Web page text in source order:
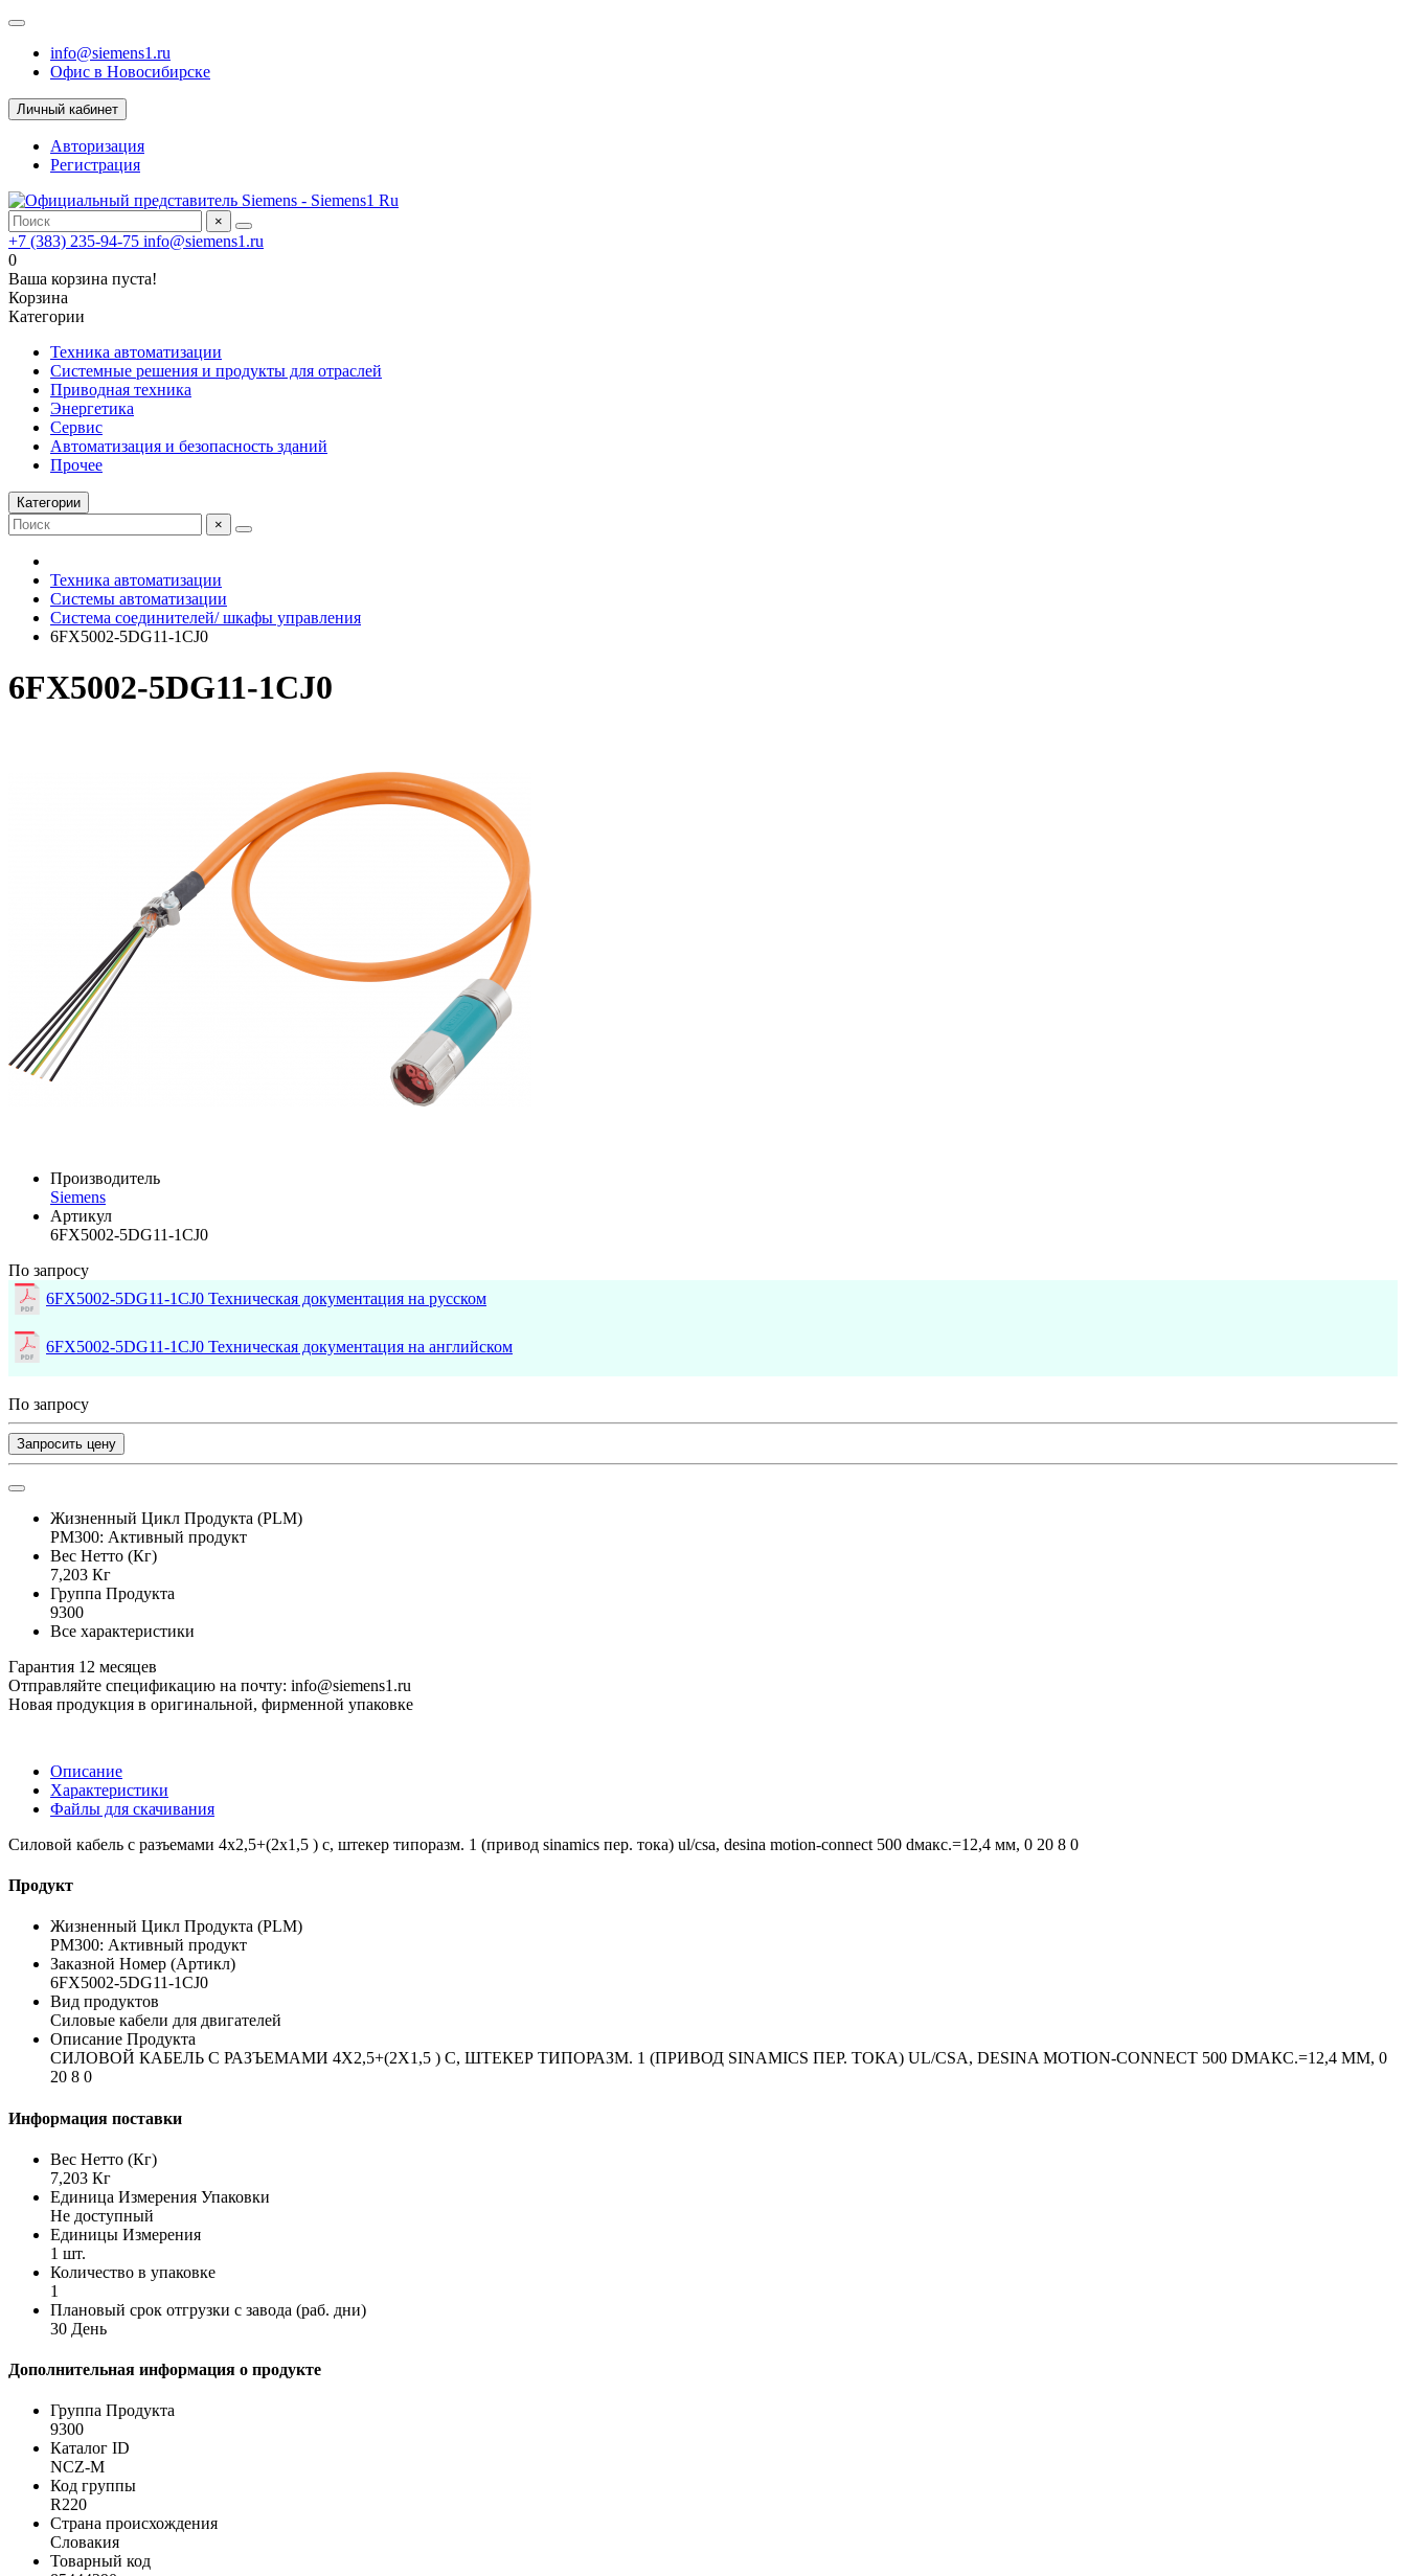
info@siemens1.ru
Офис в Новосибирске
Личный кабинет
Авторизация
Регистрация
×
+7 (383) 235-94-75 info@siemens1.ru
0
Ваша корзина пуста!
Корзина
Категории
Техника автоматизации
Системные решения и продукты для отраслей
Приводная техника
Энергетика
Сервис
Автоматизация и безопасность зданий
Прочее
Категории
×
Техника автоматизации
Системы автоматизации
Система соединителей/ шкафы управления
6FX5002-5DG11-1CJ0
6FX5002-5DG11-1CJ0
Производитель
Siemens
Артикул
6FX5002-5DG11-1CJ0
По запросу
6FX5002-5DG11-1CJ0 Техническая документация на русском
6FX5002-5DG11-1CJ0 Техническая документация на английском
По запросу
Запросить цену
Жизненный Цикл Продукта (PLM)
PM300: Активный продукт
Вес Нетто (Кг)
7,203 Кг
Группа Продукта
9300
Все характеристики
Гарантия 12 месяцев
Отправляйте спецификацию на почту: info@siemens1.ru
Новая продукция в оригинальной, фирменной упаковке
Описание
Характеристики
Файлы для скачивания
Силовой кабель с разъемами 4x2,5+(2x1,5 ) c, штекер типоразм. 1 (привод sinamics пер. тока) ul/csa, desina motion-connect 500 dмакс.=12,4 мм, 0 20 8 0
Продукт
Жизненный Цикл Продукта (PLM)
PM300: Активный продукт
Заказной Номер (Артикл)
6FX5002-5DG11-1CJ0
Вид продуктов
Силовые кабели для двигателей
Описание Продукта
СИЛОВОЙ КАБЕЛЬ С РАЗЪЕМАМИ 4X2,5+(2X1,5 ) C, ШТЕКЕР ТИПОРАЗМ. 1 (ПРИВОД SINAMICS ПЕР. ТОКА) UL/CSA, DESINA MOTION-CONNECT 500 DМАКС.=12,4 ММ, 0
20 8 0
Информация поставки
Вес Нетто (Кг)
7,203 Кг
Единица Измерения Упаковки
Не доступный
Единицы Измерения
1 шт.
Количество в упаковке
1
Плановый срок отгрузки с завода (раб. дни)
30 День
Дополнительная информация о продукте
Группа Продукта
9300
Каталог ID
NCZ-M
Код группы
R220
Страна происхождения
Словакия
Товарный код